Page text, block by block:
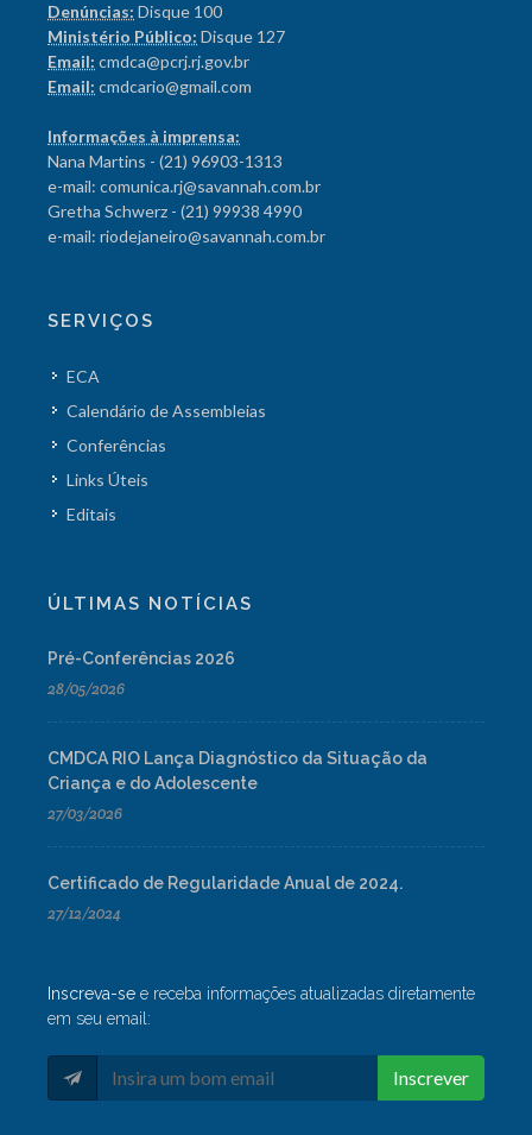
Denúncias: Disque 100
Ministério Público: Disque 127
Email: cmdca@pcrj.rj.gov.br
Email: cmdcario@gmail.com
Informações à imprensa:
Nana Martins - (21) 96903-1313
e-mail: comunica.rj@savannah.com.br
Gretha Schwerz - (21) 99938 4990
e-mail: riodejaneiro@savannah.com.br
SERVIÇOS
ECA
Calendário de Assembleias
Conferências
Links Úteis
Editais
ÚLTIMAS NOTÍCIAS
Pré-Conferências 2026
28/05/2026
CMDCA RIO Lança Diagnóstico da Situação da
Criança e do Adolescente
27/03/2026
Certificado de Regularidade Anual de 2024.
27/12/2024
Inscreva-se e receba informações atualizadas diretamente
em seu email:
Inscrever